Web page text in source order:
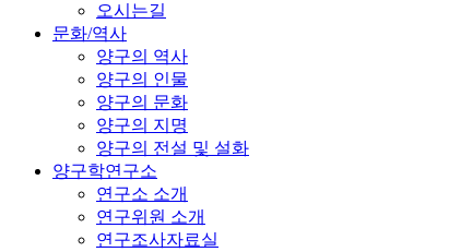
오시는길
문화/역사
양구의 역사
양구의 인물
양구의 문화
양구의 지명
양구의 전설 및 설화
양구학연구소
연구소 소개
연구위원 소개
연구조사자료실